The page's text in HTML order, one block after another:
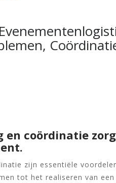
coördinatie
zijn essentiële
tot het realiseren van